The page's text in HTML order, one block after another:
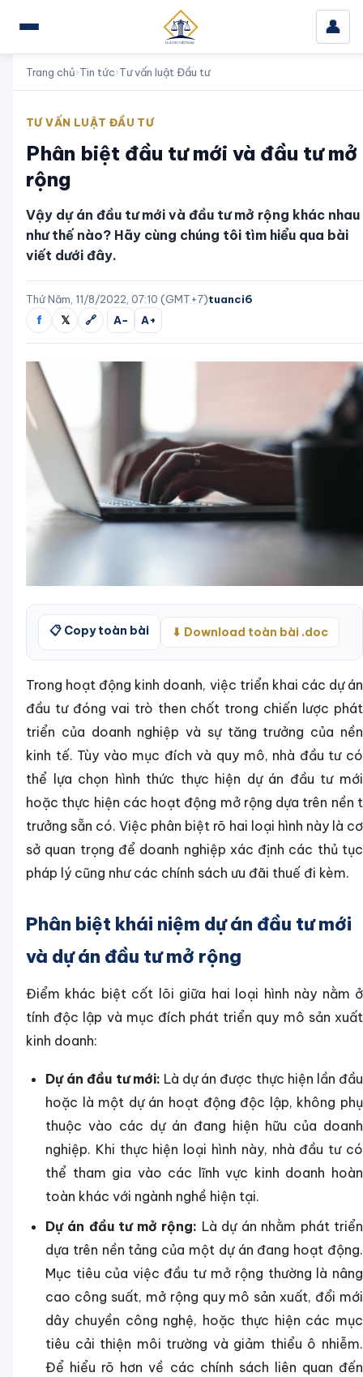
👤
Trang chủ›Tin tức›Tư vấn luật Đầu tư
TƯ VẤN LUẬT ĐẦU TƯ
Phân biệt đầu tư mới và đầu tư mở
rộng
Vậy dự án đầu tư mới và đầu tư mở rộng khác nhau
như thế nào? Hãy cùng chúng tôi tìm hiểu qua bài
viết dưới đây.
Thứ Năm, 11/8/2022, 07:10 (GMT+7)tuanci6
f 𝕏 🔗 A− A+
📋 Copy toàn bài ⬇ Download toàn bài .doc
Trong hoạt động kinh doanh, việc triển khai các dự án
đầu tư đóng vai trò then chốt trong chiến lược phát
triển của doanh nghiệp và sự tăng trưởng của nền
kinh tế. Tùy vào mục đích và quy mô, nhà đầu tư có
thể lựa chọn hình thức thực hiện dự án đầu tư mới
hoặc thực hiện các hoạt động mở rộng dựa trên nền t
trưởng sẵn có. Việc phân biệt rõ hai loại hình này là cơ
sở quan trọng để doanh nghiệp xác định các thủ tục
pháp lý cũng như các chính sách ưu đãi thuế đi kèm.
Phân biệt khái niệm dự án đầu tư mới
và dự án đầu tư mở rộng
Điểm khác biệt cốt lõi giữa hai loại hình này nằm ở
tính độc lập và mục đích phát triển quy mô sản xuất
kinh doanh:
Dự án đầu tư mới: Là dự án được thực hiện lần đầu
hoặc là một dự án hoạt động độc lập, không phụ
thuộc vào các dự án đang hiện hữu của doanh
nghiệp. Khi thực hiện loại hình này, nhà đầu tư có
thể tham gia vào các lĩnh vực kinh doanh hoàn
toàn khác với ngành nghề hiện tại.
Dự án đầu tư mở rộng: Là dự án nhằm phát triển
dựa trên nền tảng của một dự án đang hoạt động.
Mục tiêu của việc đầu tư mở rộng thường là nâng
cao công suất, mở rộng quy mô sản xuất, đổi mới
dây chuyền công nghệ, hoặc thực hiện các mục
tiêu cải thiện môi trường và giảm thiểu ô nhiễm.
Để hiểu rõ hơn về các chính sách liên quan đến